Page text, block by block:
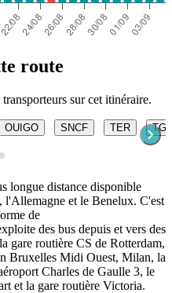
route
sur cet itinéraire.
OUIGO SNCF TER
longue distance disponible
l'Allemagne et le Benelux. C'est
de
des bus depuis et vers des
gare routière CS de Rotterdam,
Bruxelles Midi Ouest, Milan, la
Charles de Gaulle 3, le
et la gare routière Victoria.